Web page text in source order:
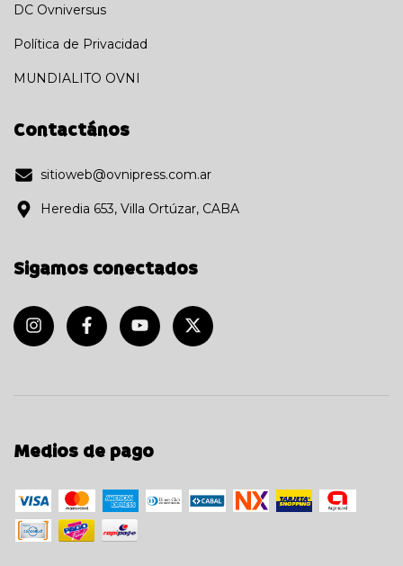
DC Ovniversus
Política de Privacidad
MUNDIALITO OVNI
Contactános
sitioweb@ovnipress.com.ar
Heredia 653, Villa Ortúzar, CABA
Sigamos conectados
Medios de pago